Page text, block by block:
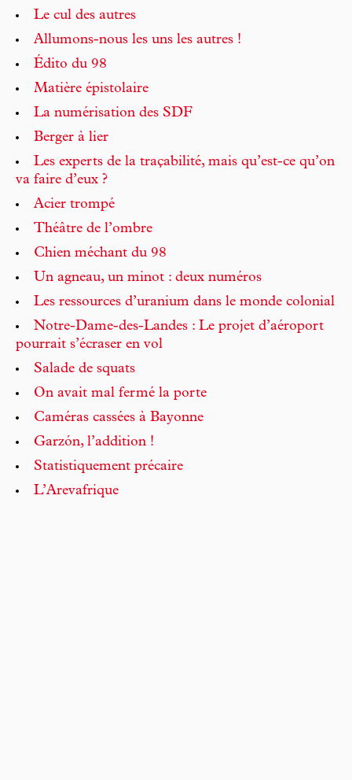
Le cul des autres
Allumons-nous les uns les autres !
Édito du 98
Matière épistolaire
La numérisation des SDF
Berger à lier
Les experts de la traçabilité, mais qu’est-ce qu’on
va faire d’eux ?
Acier trompé
Théâtre de l’ombre
Chien méchant du 98
Un agneau, un minot : deux numéros
Les ressources d’uranium dans le monde colonial
Notre-Dame-des-Landes : Le projet d’aéroport
pourrait s’écraser en vol
Salade de squats
On avait mal fermé la porte
Caméras cassées à Bayonne
Garzón, l’addition !
Statistiquement précaire
L’Arevafrique